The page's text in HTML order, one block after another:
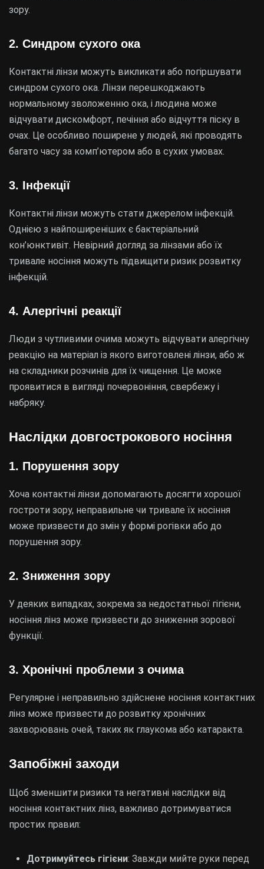
зору.
2. Синдром сухого ока
Контактні лінзи можуть викликати або погіршувати
синдром сухого ока. Лінзи перешкоджають
нормальному зволоженню ока, і людина може
відчувати дискомфорт, печіння або відчуття піску в
очах. Це особливо поширене у людей, які проводять
багато часу за комп’ютером або в сухих умовах.
3. Інфекції
Контактні лінзи можуть стати джерелом інфекцій.
Однією з найпоширеніших є бактеріальний
кон’юнктивіт. Невірний догляд за лінзами або їх
тривале носіння можуть підвищити ризик розвитку
інфекцій.
4. Алергічні реакції
Люди з чутливими очима можуть відчувати алергічну
реакцію на матеріал із якого виготовлені лінзи, або ж
на складники розчинів для їх чищення. Це може
проявитися в вигляді почервоніння, свербежу і
набряку.
Наслідки довгострокового носіння
1. Порушення зору
Хоча контактні лінзи допомагають досягти хорошої
гостроти зору, неправильне чи тривале їх носіння
може призвести до змін у формі рогівки або до
порушення зору.
2. Зниження зору
У деяких випадках, зокрема за недостатньої гігієни,
носіння лінз може призвести до зниження зорової
функції.
3. Хронічні проблеми з очима
Регулярне і неправильно здійснене носіння контактних
лінз може призвести до розвитку хронічних
захворювань очей, таких як глаукома або катаракта.
Запобіжні заходи
Щоб зменшити ризики та негативні наслідки від
носіння контактних лінз, важливо дотримуватися
простих правил:
Дотримуйтесь гігієни: Завжди мийте руки перед